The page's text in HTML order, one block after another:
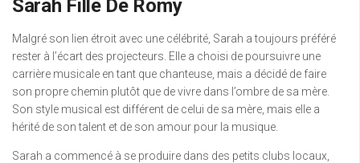
Sarah Fille De Romy
Malgré son lien étroit avec une célébrité, Sarah a toujours préféré
rester à l’écart des projecteurs. Elle a choisi de poursuivre une
carrière musicale en tant que chanteuse, mais a décidé de faire
son propre chemin plutôt que de vivre dans l’ombre de sa mère.
Son style musical est différent de celui de sa mère, mais elle a
hérité de son talent et de son amour pour la musique.
Sarah a commencé à se produire dans des petits clubs locaux,